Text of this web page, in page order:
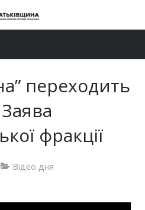
переходить
фракції
Відео дня